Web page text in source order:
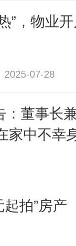
亿元营
营收排名
城发展控
、杭州滨
、珠海华
集团、中
”，物业
2025-07-28
：董事长
家中不幸
起拍”房产